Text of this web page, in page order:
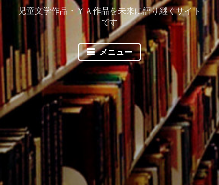
児童文学作品・ＹＡ作品を未来に語り継ぐサイト
です
メニュー